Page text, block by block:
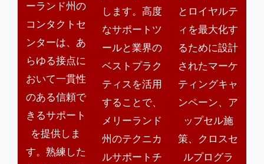
ーランド州の
コンタクトセ
ンターは、あ
らゆる接点に
おいて一貫性
のある信頼で
きるサポート
を提供しま
す。熟練した
します。高度
なサポートツ
ールと業界の
ベストプラク
ティスを活用
することで、
メリーランド
州のテクニカ
ルサポートチ
とロイヤルテ
ィを最大化す
るために設計
されたマーケ
ティングキャ
ンペーン、ア
ップセル施
策、クロスセ
ルプログラ